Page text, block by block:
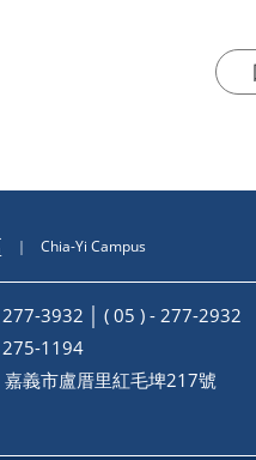
｜ Chia-Yi Campus
277-3932 │ ( 05 ) - 277-2932
275-1194
義市盧厝里紅毛埤217號